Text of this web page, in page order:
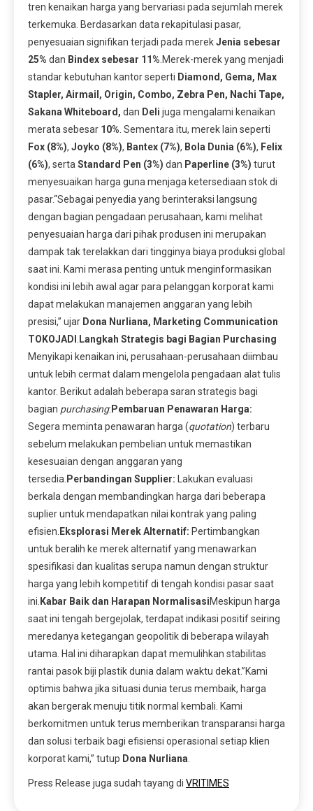
tren kenaikan harga yang bervariasi pada sejumlah merek
terkemuka. Berdasarkan data rekapitulasi pasar,
penyesuaian signifikan terjadi pada merekJenia sebesar
25% dan Bindex sebesar 11% .Merek-merek yang menjadi
standar kebutuhan kantor seperti Diamond, Gema, Max
Stapler, Airmail, Origin, Combo, Zebra Pen, Nachi Tape,
Sakana Whiteboard, dan Deli juga mengalami kenaikan
merata sebesar 10% . Sementara itu, merek lain seperti
Fox (8%), Joyko (8%), Bantex (7%), Bola Dunia (6%), Felix
(6%), serta Standard Pen (3%) dan Paperline (3%) turut
menyesuaikan harga guna menjaga ketersediaan stok di
pasar.“Sebagai penyedia yang berinteraksi langsung
dengan bagian pengadaan perusahaan, kami melihat
penyesuaian harga dari pihak produsen ini merupakan
dampak tak terelakkan dari tingginya biaya produksi global
saat ini. Kami merasa penting untuk menginformasikan
kondisi ini lebih awal agar para pelanggan korporat kami
dapat melakukan manajemen anggaran yang lebih
presisi,” ujar Dona Nurliana, Marketing Communication
TOKOJADI
Langkah Strategis bagi Bagian Purchasing
Menyikapi kenaikan ini, perusahaan-perusahaan diimbau
untuk lebih cermat dalam mengelola pengadaan alat tulis
kantor. Berikut adalah beberapa saran strategis bagi
bagian purchasing: Pembaruan Penawaran Harga:
Segera meminta penawaran harga (quotation) terbaru
sebelum melakukan pembelian untuk memastikan
kesesuaian dengan anggaran yang
tersedia. Perbandingan Supplier: Lakukan evaluasi
berkala dengan membandingkan harga dari beberapa
suplier untuk mendapatkan nilai kontrak yang paling
efisien. Eksplorasi Merek Alternatif: Pertimbangkan
untuk beralih ke merek alternatif yang menawarkan
spesifikasi dan kualitas serupa namun dengan struktur
harga yang lebih kompetitif di tengah kondisi pasar saat
ini. Kabar Baik dan Harapan NormalisasiMeskipun harga
saat ini tengah bergejolak, terdapat indikasi positif seiring
meredanya ketegangan geopolitik di beberapa wilayah
utama. Hal ini diharapkan dapat memulihkan stabilitas
rantai pasok biji plastik dunia dalam waktu dekat.”Kami
optimis bahwa jika situasi dunia terus membaik, harga
akan bergerak menuju titik normal kembali. Kami
berkomitmen untuk terus memberikan transparansi harga
dan solusi terbaik bagi efisiensi operasional setiap klien
korporat kami,” tutup Dona Nurliana
Press Release juga sudah tayang di VRITIMES